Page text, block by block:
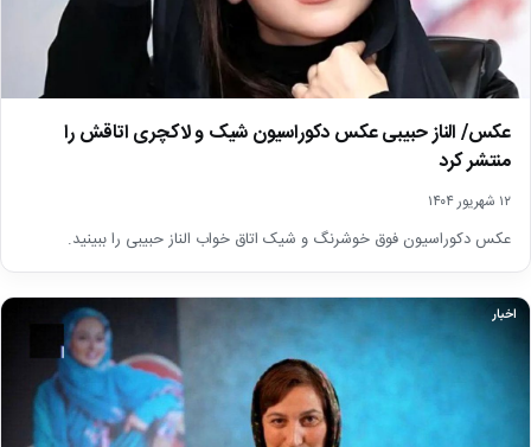
عکس/ الناز حبیبی عکس دکوراسیون شیک و لاکچری اتاقش را
منتشر کرد
۱۲ شهریور ۱۴۰۴
عکس دکوراسیون فوق خوشرنگ و شیک اتاق خواب الناز حبیبی را ببینید.
اخبار